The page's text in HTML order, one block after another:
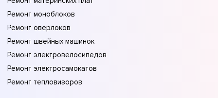
Ремонт моноблоков
Ремонт оверлоков
Ремонт швейных машинок
Ремонт электровелосипедов
Ремонт электросамокатов
Ремонт тепловизоров